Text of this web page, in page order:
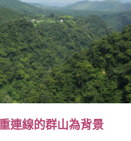
連線的群山為背景